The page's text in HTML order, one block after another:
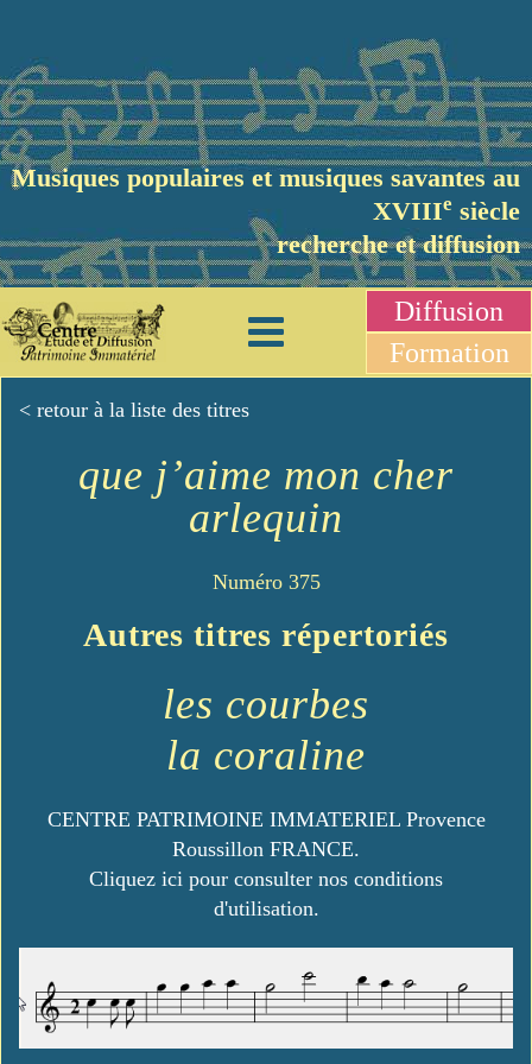
Musiques populaires et musiques savantes au
XVIIIe siècle
recherche et diffusion
Diffusion
Formation
< retour à la liste des titres
que j’aime mon cher
arlequin
Numéro 375
Autres titres répertoriés
les courbes
la coraline
CENTRE PATRIMOINE IMMATERIEL Provence
Roussillon FRANCE.
Cliquez ici pour consulter nos conditions
d'utilisation.